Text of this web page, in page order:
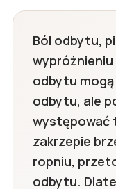
Ból odbytu,
wypróżnieniu
odbytu
odbytu, ale
występować
zakrzepie
ropniu,
odbytu.